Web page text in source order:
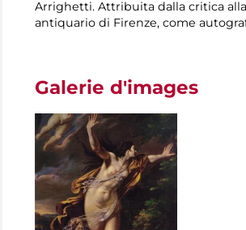
Arrighetti. Attribuita dalla critica
antiquario di Firenze, come
Galerie d'images